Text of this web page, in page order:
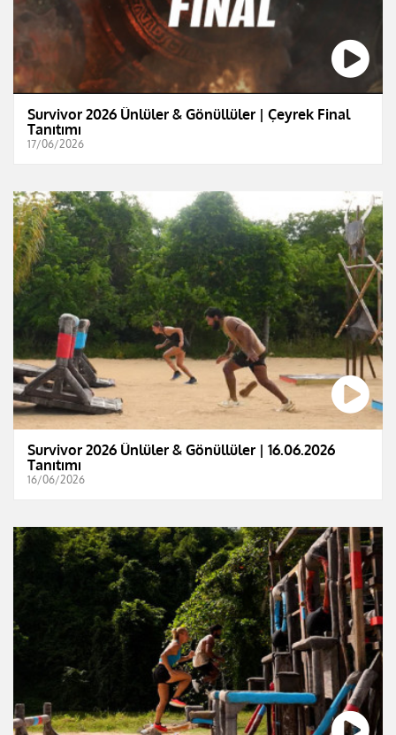
Survivor 2026 Ünlüler & Gönüllüler | Çeyrek Final
Tanıtımı
17/06/2026
Survivor 2026 Ünlüler & Gönüllüler | 16.06.2026
Tanıtımı
16/06/2026